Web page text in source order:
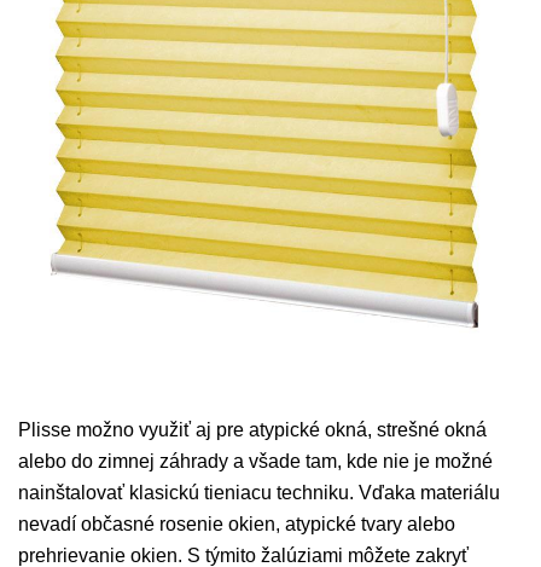
Plisse možno využiť aj pre atypické okná, strešné okná
alebo do zimnej záhrady a všade tam, kde nie je možné
nainštalovať klasickú tieniacu techniku. Vďaka materiálu
nevadí občasné rosenie okien, atypické tvary alebo
prehrievanie okien. S týmito žalúziami môžete zakryť